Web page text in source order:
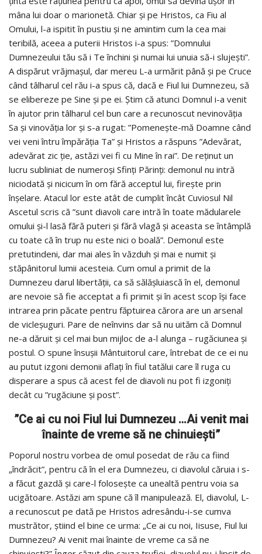
mâna lui doar o marionetă. Chiar și pe Hristos, ca Fiu al
Omului, l-a ispitit în pustiu și ne amintim cum la cea mai
teribilă, aceea a puterii Hristos i-a spus: ”Domnului
Dumnezeului tău să i Te închini și numai lui unuia să-i slujești”.
A dispărut vrăjmașul, dar mereu L-a urmărit până și pe Cruce
când tâlharul cel rău i-a spus că, dacă e Fiul lui Dumnezeu, să
se elibereze pe Sine și pe ei. Știm că atunci Domnul i-a venit
în ajutor prin tâlharul cel bun care a recunoscut nevinovăția
Sa și vinovăția lor și s-a rugat: ”Pomenește-mă Doamne când
vei veni întru împărăția Ta” și Hristos a răspuns ”Adevărat,
adevărat zic ție, astăzi vei fi cu Mine în rai”. De reținut un
lucru subliniat de numeroși Sfinți Părinți: demonul nu intră
niciodată și nicicum în om fără acceptul lui, firește prin
înșelare. Atacul lor este atât de cumplit încât Cuviosul Nil
Ascetul scris că ”sunt diavoli care intră în toate mădularele
omului și-l lasă fără puteri și fără vlagă și aceasta se întâmplă
cu toate că în trup nu este nici o boală”. Demonul este
pretutindeni, dar mai ales în văzduh și mai e numit și
stăpânitorul lumii acesteia. Cum omul a primit de la
Dumnezeu darul libertății, ca să sălășluiască în el, demonul
are nevoie să fie acceptat a fi primit și în acest scop își face
intrarea prin păcate pentru făptuirea cărora are un arsenal
de vicleșuguri. Pare de neînvins dar să nu uităm că Domnul
ne-a dăruit și cel mai bun mijloc de a-l alunga – rugăciunea și
postul. O spune însușii Mântuitorul care, întrebat de ce ei nu
au putut izgoni demonii aflați în fiul tatălui care îl ruga cu
disperare a spus că acest fel de diavoli nu pot fi izgoniți
decât cu ”rugăciune și post”.
”Ce ai cu noi Fiul lui Dumnezeu …Ai venit mai
înainte de vreme să ne chinuiești”
Poporul nostru vorbea de omul posedat de rău ca fiind
„îndrăcit”, pentru că în el era Dumnezeu, ci diavolul căruia i s-
a făcut gazdă și care-l foloseşte ca unealtă pentru voia sa
ucigătoare. Astăzi am spune că îl manipulează. El, diavolul, L-
a recunoscut pe dată pe Hristos adresându-i-se cumva
mustrător, ştiind el bine ce urma: „Ce ai cu noi, Iisuse, Fiul lui
Dumnezeu? Ai venit mai înainte de vreme ca să ne